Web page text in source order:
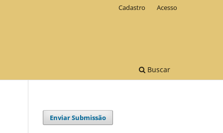
Buscar
Cadastro Acesso
Enviar Submissão